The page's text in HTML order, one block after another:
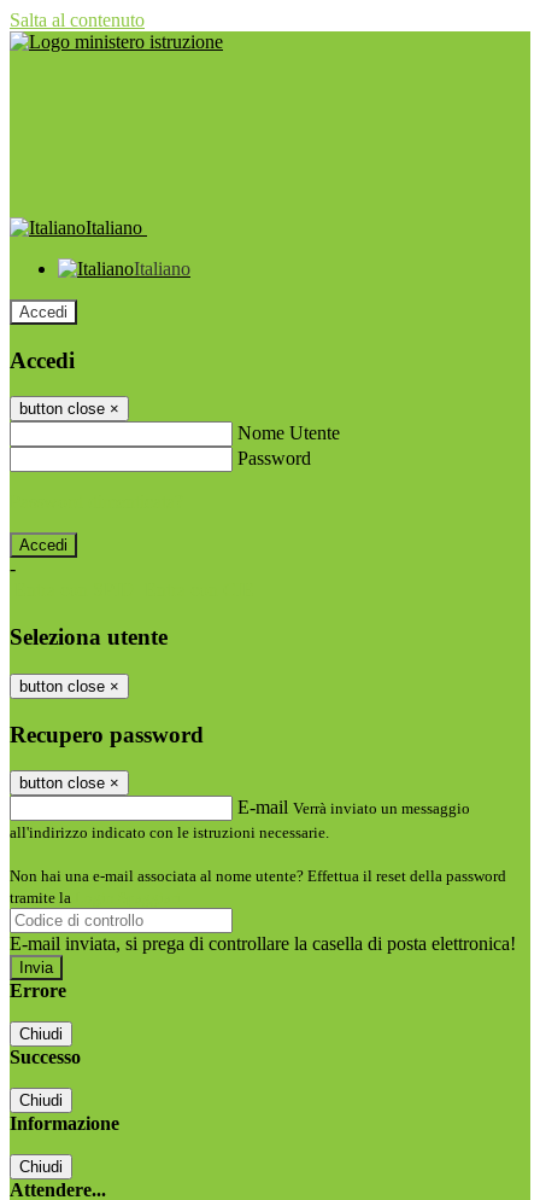
Salta al contenuto
Italiano
Italiano
Accedi
Accedi
button close ×
Nome Utente
Password
-
Seleziona utente
button close ×
Recupero password
button close ×
E-mail Verrà inviato un messaggio
all'indirizzo indicato con le istruzioni necessarie.
Non hai una e-mail associata al nome utente? Effettua il reset della password
tramite la
E-mail inviata, si prega di controllare la casella di posta elettronica!
Errore
Chiudi
Successo
Chiudi
Informazione
Chiudi
Attendere...